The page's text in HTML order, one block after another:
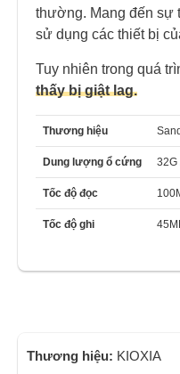
thường. Mang đến sự
sử dụng các thiết bị
Tuy nhiên trong quá
thấy bị giật lag.
Thương hiệu
Dung lượng ổ cứng 32G
Tốc độ đọc
Tốc độ ghi
Thương hiệu: KIOXIA